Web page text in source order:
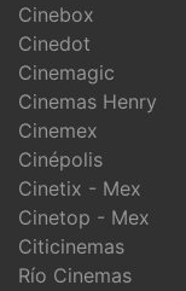
Cinebox
Cinedot
Cinemagic
Cinemas Henry
Cinemex
Cinépolis
Cinetix - Mex
Cinetop - Mex
Citicinemas
Río Cinemas